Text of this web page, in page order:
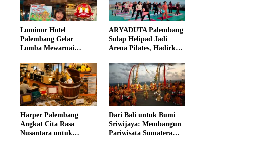
Luminor Hotel
Palembang Gelar
Lomba Mewarnai
Ajak Anak Asah
Kreativitas
ARYADUTA Palembang
Sulap Helipad Jadi
Arena Pilates, Hadirkan
Pertama di Kota
Pempek
Harper Palembang
Angkat Cita Rasa
Nusantara untuk
Dari Bali untuk Bumi
Sriwijaya: Membangun
Pariwisata Sumatera